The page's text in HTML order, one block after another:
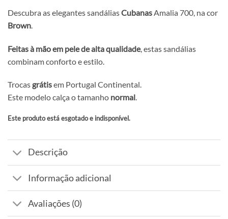
Descubra as elegantes sandáliasCubanasAmalia 700, na cor
Brown.
Feitas à mão em pele de alta qualidade, estas sandálias
combinam conforto e estilo.
Trocas grátisem Portugal Continental.
Este modelo calça o tamanho normal.
Este produto está esgotado e indisponível.
Alternative:
Descrição
Informação adicional
Avaliações (0)